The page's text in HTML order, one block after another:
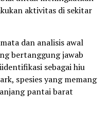
aktivitas di sekitar
dan analisis awal
bertanggung jawab
sebagai hiu
spesies yang memang
pantai barat